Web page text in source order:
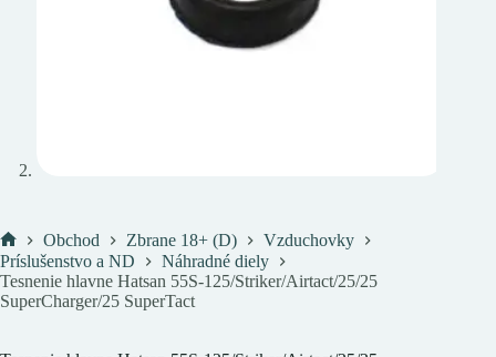
Domov
Obchod Zbrane 18+ (D)
Vzduchovky
Príslušenstvo a ND
Náhradné diely
Tesnenie hlavne Hatsan 55S-125/Striker/Airtact/25/25
SuperCharger/25 SuperTact